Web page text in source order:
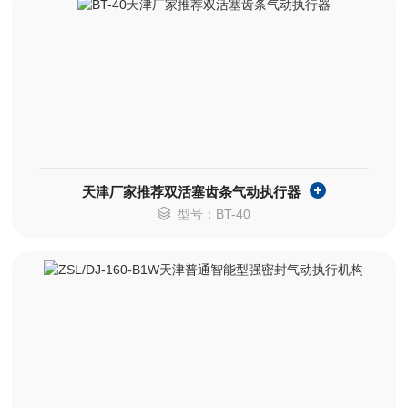
天津厂家推荐双活塞齿条气动执行器
型号：BT-40